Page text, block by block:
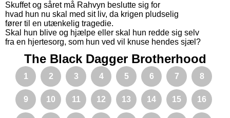
Skuffet og såret må Rahvyn beslutte sig for
hvad hun nu skal med sit liv, da krigen pludselig
fører til en utænkelig tragedie.
Skal hun blive og hjælpe eller skal hun redde sig selv
fra en hjertesorg, som hun ved vil knuse hendes sjæl?
The Black Dagger Brotherhood
1 2 3 4 5 6 7 8
9 10 11 12 13 14 15 16